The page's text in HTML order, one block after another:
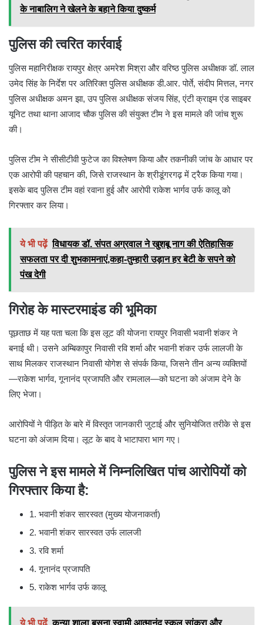
के नाबालिग ने खेलने के बहाने किया दुष्कर्म
पुलिस की त्वरित कार्रवाई
पुलिस महानिरीक्षक रायपुर क्षेत्र अमरेश मिश्रा और वरिष्ठ पुलिस अधीक्षक डॉ. लाल
उमेद सिंह के निर्देश पर अतिरिक्त पुलिस अधीक्षक डी.आर. पोर्ते, संदीप मित्तल, नगर
पुलिस अधीक्षक अमन झा, उप पुलिस अधीक्षक संजय सिंह, एंटी क्राइम एंड साइबर
यूनिट तथा थाना आजाद चौक पुलिस की संयुक्त टीम ने इस मामले की जांच शुरू
की।
पुलिस टीम ने सीसीटीवी फुटेज का विश्लेषण किया और तकनीकी जांच के आधार पर
एक आरोपी की पहचान की, जिसे राजस्थान के श्रीडूंगरगढ़ में ट्रैक किया गया।
इसके बाद पुलिस टीम वहां रवाना हुई और आरोपी राकेश भार्गव उर्फ कालू को
गिरफ्तार कर लिया।
ये भी पढ़ें विधायक डॉ. संपत अग्रवाल ने खुशबू नाग की ऐतिहासिक
सफलता पर दी शुभकामनाएं,कहा-तुम्हारी उड़ान हर बेटी के सपने को
पंख देगी
गिरोह के मास्टरमाइंड की भूमिका
पूछताछ में यह पता चला कि इस लूट की योजना रायपुर निवासी भवानी शंकर ने
बनाई थी। उसने अम्बिकापुर निवासी रवि शर्मा और भवानी शंकर उर्फ लालजी के
साथ मिलकर राजस्थान निवासी योगेश से संपर्क किया, जिसने तीन अन्य व्यक्तियों
—राकेश भार्गव, गूनानंद प्रजापति और रामलाल—को घटना को अंजाम देने के
लिए भेजा।
आरोपियों ने पीड़ित के बारे में विस्तृत जानकारी जुटाई और सुनियोजित तरीके से इस
घटना को अंजाम दिया। लूट के बाद वे भाटापारा भाग गए।
पुलिस ने इस मामले में निम्नलिखित पांच आरोपियों को
गिरफ्तार किया है:
1. भवानी शंकर सारस्वत (मुख्य योजनाकर्ता)
2. भवानी शंकर सारस्वत उर्फ लालजी
3. रवि शर्मा
4. गूनानंद प्रजापति
5. राकेश भार्गव उर्फ कालू
ये भी पढ़ें कन्या शाला बसना,स्वामी आत्मानंद स्कूल सांकरा और